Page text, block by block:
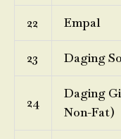
22 Empal
23 Daging
24
Daging
Non-Fat)